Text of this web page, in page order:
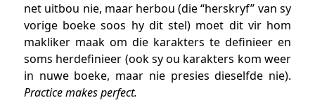
net uitbou nie, maar herbou (die “herskryf” van sy
vorige boeke soos hy dit stel) moet dit vir hom
makliker maak om die karakters te definieer en
soms herdefinieer (ook sy ou karakters kom weer
in nuwe boeke, maar nie presies dieselfde nie).
Practice makes perfect.